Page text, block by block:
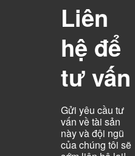
Liên
hệ để
tư vấn
Gửi yêu cầu tư
vấn về tài sản
này và đội ngũ
của chúng tôi sẽ